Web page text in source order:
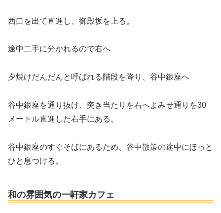
西口を出て直進し、御殿坂を上る。
途中二手に分かれるので右へ
夕焼けだんだんと呼ばれる階段を降り、谷中銀座へ
谷中銀座を通り抜け、突き当たりを右へよみせ通りを30
メートル直進した右手にある。
谷中銀座のすぐそばにあるため、谷中散策の途中にほっと
ひと息つける。
和の雰囲気の一軒家カフェ